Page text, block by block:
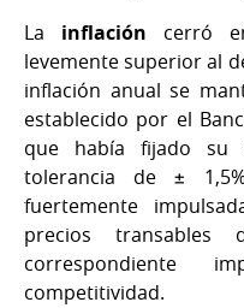
La inflación cerró
levemente superior al
inflación anual se
establecido por el
que había fijado su
tolerancia de ±
fuertemente
precios
correspondiente
competitividad.